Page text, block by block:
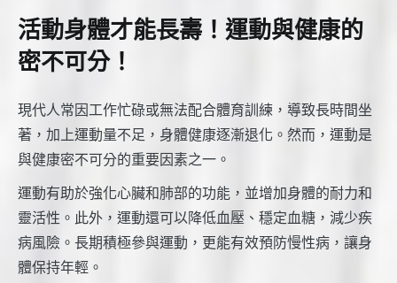
活動身體才能長壽！運動與健康的
密不可分！
現代人常因工作忙碌或無法配合體育訓練，導致長時間坐
著，加上運動量不足，身體健康逐漸退化。然而，運動是
與健康密不可分的重要因素之一。
運動有助於強化心臟和肺部的功能，並增加身體的耐力和
靈活性。此外，運動還可以降低血壓、穩定血糖，減少疾
病風險。長期積極參與運動，更能有效預防慢性病，讓身
體保持年輕。